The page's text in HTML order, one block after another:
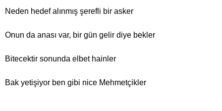
Neden hedef alınmış şerefli bir asker
Onun da anası var, bir gün gelir diye bekler
Bitecektir sonunda elbet hainler
Bak yetişiyor ben gibi nice Mehmetçikler